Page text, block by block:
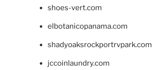
shoes-vert.com
elbotanicopanama.com
shadyoaksrockportrvpark.com
jccoinlaundry.com